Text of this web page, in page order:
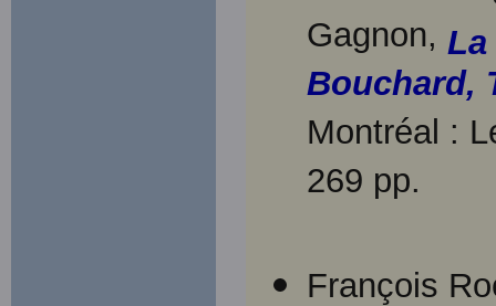
Gagnon, La
Bouchard,
Montréal :
269 pp.
François